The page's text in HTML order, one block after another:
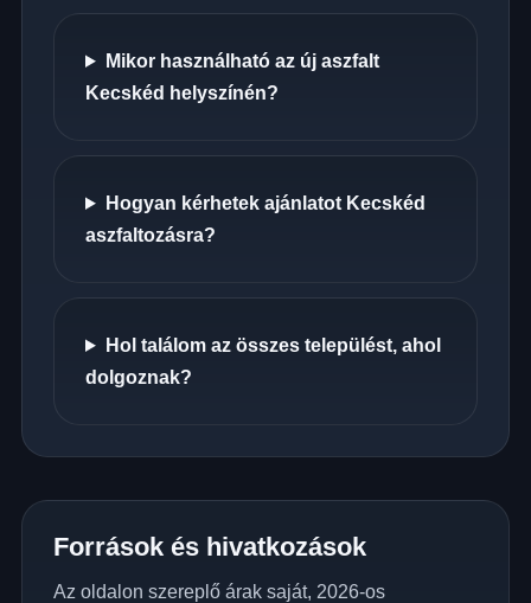
Mikor használható az új aszfalt
Kecskéd helyszínén?
Hogyan kérhetek ajánlatot Kecskéd
aszfaltozásra?
Hol találom az összes települést, ahol
dolgoznak?
Források és hivatkozások
Az oldalon szereplő árak saját, 2026-os